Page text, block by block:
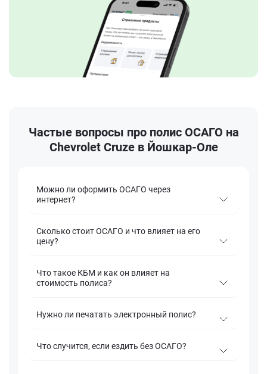
Частые вопросы про полис ОСАГО на
Chevrolet Cruze в Йошкар-Оле
Можно ли оформить ОСАГО через
интернет?
Сколько стоит ОСАГО и что влияет на его
цену?
Что такое КБМ и как он влияет на
стоимость полиса?
Нужно ли печатать электронный полис?
Что случится, если ездить без ОСАГО?